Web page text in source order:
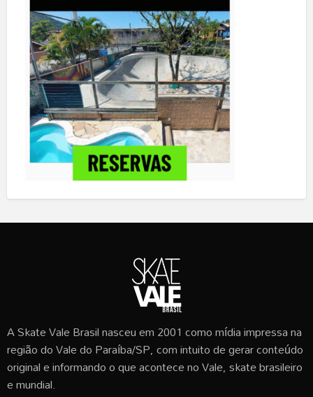
A Skate Vale Brasil nasceu em 2001 como mídia impressa na
região do Vale do Paraíba/SP, com intuito de gerar conteúdo
original e informando o que acontece no Vale, skate brasileiro
e mundial.